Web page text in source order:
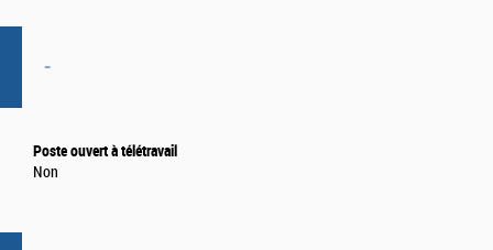
-
Poste ouvert à télétravail
Non